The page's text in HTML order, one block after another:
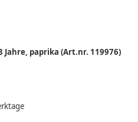
Jahre, paprika (Art.nr. 119976)